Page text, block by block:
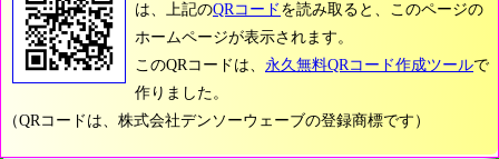
は、上記のQRコード を読み取ると、このページの
ホームページが表示されます。
このQRコードは、 永久無料QRコード作成ツールで
作りました。
（QRコードは、株式会社デンソーウェーブの登録商標です）